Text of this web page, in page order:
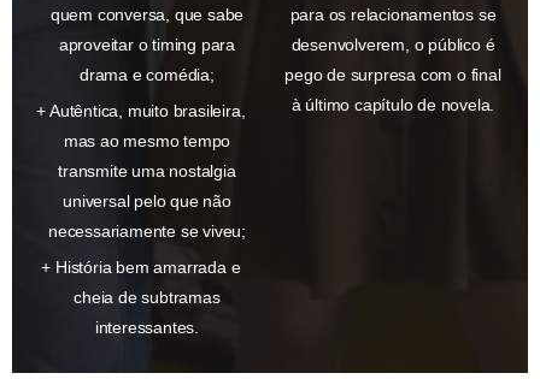
quem conversa, que sabe
aproveitar o timing para
drama e comédia;
Autêntica, muito brasileira,
mas ao mesmo tempo
transmite uma nostalgia
universal pelo que não
necessariamente se viveu;
História bem amarrada e
cheia de subtramas
interessantes.
para os relacionamentos se
desenvolverem, o público é
pego de surpresa com o final
à último capítulo de novela.